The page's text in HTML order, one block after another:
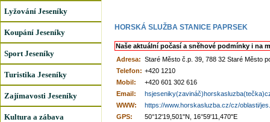
Lyžování Jeseníky
Koupání Jeseníky
Sport Jeseníky
Turistika Jeseníky
Zajímavosti Jeseníky
Kultura a zábava
HORSKÁ SLUŽBA STANICE PAPRSEK
Naše aktuální počasí a sněhové podmínky i na
Adresa: Staré Město č.p. 39, 788 32 Staré Město
Telefon: +420 1210
Mobil:
+420 601 302 616
Email:
WWW:
https://www.horskasluzba.cz/cz/oblasti/
GPS:
50°12'19,501"N, 16°59'11,470"E